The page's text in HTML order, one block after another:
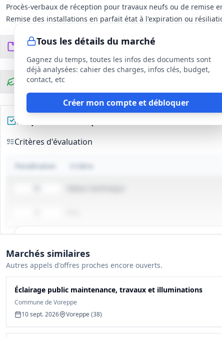
Procès‑verbaux de réception pour travaux neufs ou de remise
Remise des installations en parfait état à l'expiration ou
Modalités d'exécution
Exécution des interventions par bons de commande avec
commandes émises.
Tous les détails du marché
Gagnez du temps, toutes les infos des documents sont
déjà analysées: cahier des charges, infos clés, budget,
contact, etc
Créer mon compte et débloquer
Documents du DCE 6fichiers
Clauses environnementales
Préparez votre réponse
Critères d'évaluation
Pondération Critère
Gagnez du temps, toutes les infos des documents sont
déjà analysées: cahier des charges, infos clés, budget,
Créer mon compte et débloquer
Marchés similaires
Autres appels d'offres proches encore ouverts.
Éclairage public maintenance, travaux et illuminations
Commune de Voreppe
10 sept. 2026
Voreppe (38)